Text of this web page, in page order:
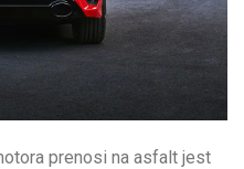
prenosi na asfalt jest